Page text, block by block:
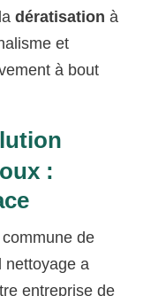
dératisation à
et
à bout
:
de
nettoyage a
entreprise de